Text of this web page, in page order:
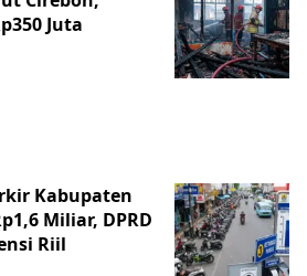
Juta
Kabupaten
Miliar, DPRD
Riil